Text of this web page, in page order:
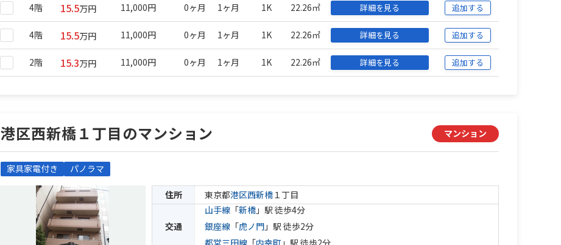
4階 15.5万円 11,000円 0ヶ月 1ヶ月 1K 22.26㎡ 詳細を見る 追加する
4階 15.5万円 11,000円 0ヶ月 1ヶ月 1K 22.26㎡ 詳細を見る 追加する
2階 15.3万円 11,000円 0ヶ月 1ヶ月 1K 22.26㎡ 詳細を見る 追加する
港区西新橋１丁目のマンション マンション
家具家電付き パノラマ
住所 東京都港区西新橋１丁目
交通
山手線 「新橋 」駅 徒歩4分
銀座線 「虎ノ門 」駅 徒歩2分
都営三田線 「内幸町 」駅 徒歩2分